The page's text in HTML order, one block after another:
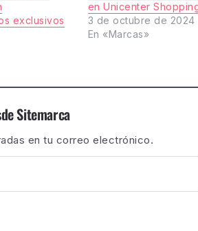
exclusivos
en Unicenter
3 de octubre de 2024
En «Marcas»
Sitemarca
en tu correo electrónico.